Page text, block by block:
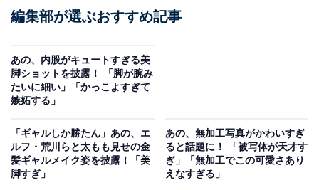
編集部が選ぶおすすめ記事
あの、内股がキュートすぎる美
脚ショットを披露！ 「脚が腕み
たいに細い」「かっこよすぎて
嫉妬する」
「ギャルしか勝たん」あの、エ
ルフ・荒川らと太もも見せの金
髪ギャルメイク姿を披露！「美
脚すぎ」
あの、無加工写真がかわいすぎ
ると話題に！ 「被写体が天才す
ぎ」「無加工でこの可愛さあり
えなすぎる」